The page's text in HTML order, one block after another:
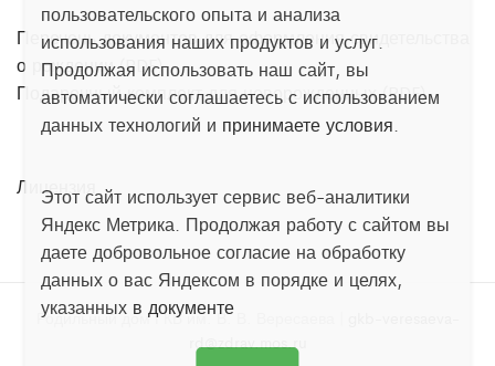
Перечень документов для оформления свидетельства
о рождении (PDF)
Подарочный комплект для новорожденных (PDF)
Лицензия
Родильный дом ГКБ им. В. В. Вересаева |
пользовательского опыта и анализа
использования наших продуктов и услуг.
Продолжая использовать наш сайт, вы
автоматически соглашаетесь с использованием
данных технологий и принимаете условия.
Этот сайт использует сервис веб-аналитики
Яндекс Метрика. Продолжая работу с сайтом вы
даете добровольное согласие на обработку
данных о вас Яндексом в порядке и целях,
указанных в документе